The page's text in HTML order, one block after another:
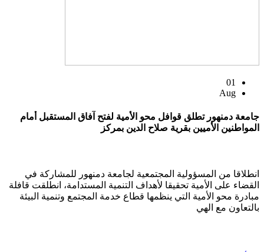
01
Aug
جامعة دمنهور تطلق قوافل محو الأمية لفتح آفاق المستقبل أمام
المواطنين الأميين بقرية صلاح الدين بمركز
انطلاقا من المسؤولية المجتمعية لجامعة دمنهور للمشاركة في
القضاء على الأمية تحقيقا لأهداف التنمية المستدامة، انطلقت قافلة
مبادرة محو الأمية التي ينظمها قطاع خدمة المجتمع وتنمية البيئة
بالتعاون مع الهي